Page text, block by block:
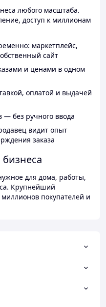
любого масштаба.
доступ к миллионам
маркетплейс,
сайт
и ценами в одном
оплатой и выдачей
без ручного ввода
видит опыт
заказа
для дома, работы,
Крупнейший
покупателей и